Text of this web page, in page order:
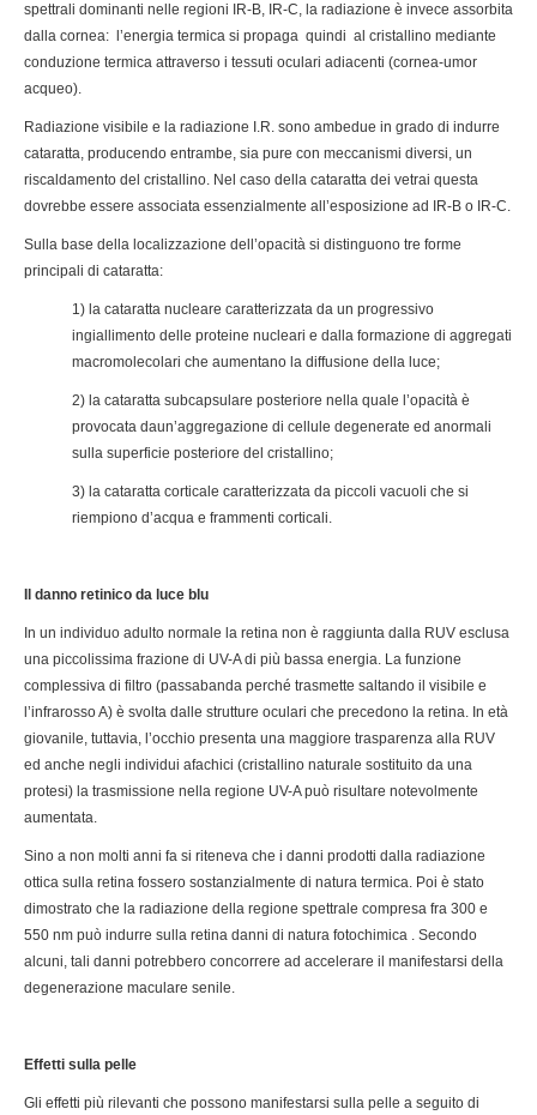
spettrali dominanti nelle regioni IR-B, IR-C, la radiazione è invece assorbita
dalla cornea: l’energia termica si propaga quindi al cristallino mediante
conduzione termica attraverso i tessuti oculari adiacenti (cornea-umor
acqueo).
Radiazione visibile e la radiazione I.R. sono ambedue in grado di indurre
cataratta, producendo entrambe, sia pure con meccanismi diversi, un
riscaldamento del cristallino. Nel caso della cataratta dei vetrai questa
dovrebbe essere associata essenzialmente all’esposizione ad IR-B o IR-C.
Sulla base della localizzazione dell’opacità si distinguono tre forme
principali di cataratta:
1) la cataratta nucleare caratterizzata da un progressivo
ingiallimento delle proteine nucleari e dalla formazione di aggregati
macromolecolari che aumentano la diffusione della luce;
2) la cataratta subcapsulare posteriore nella quale l’opacità è
provocata daun’aggregazione di cellule degenerate ed anormali
sulla superficie posteriore del cristallino;
3) la cataratta corticale caratterizzata da piccoli vacuoli che si
riempiono d’acqua e frammenti corticali.
Il danno retinico da luce blu
In un individuo adulto normale la retina non è raggiunta dalla RUV esclusa
una piccolissima frazione di UV-A di più bassa energia. La funzione
complessiva di filtro (passabanda perché trasmette saltando il visibile e
l’infrarosso A) è svolta dalle strutture oculari che precedono la retina. In età
giovanile, tuttavia, l’occhio presenta una maggiore trasparenza alla RUV
ed anche negli individui afachici (cristallino naturale sostituito da una
protesi) la trasmissione nella regione UV-A può risultare notevolmente
aumentata.
Sino a non molti anni fa si riteneva che i danni prodotti dalla radiazione
ottica sulla retina fossero sostanzialmente di natura termica. Poi è stato
dimostrato che la radiazione della regione spettrale compresa fra 300 e
550 nm può indurre sulla retina danni di natura fotochimica . Secondo
alcuni, tali danni potrebbero concorrere ad accelerare il manifestarsi della
degenerazione maculare senile.
Effetti sulla pelle
Gli effetti più rilevanti che possono manifestarsi sulla pelle a seguito di